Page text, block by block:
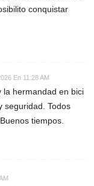
conquistar
En 11:28 AM
la hermandad en bici
seguridad. Todos
tiempos.